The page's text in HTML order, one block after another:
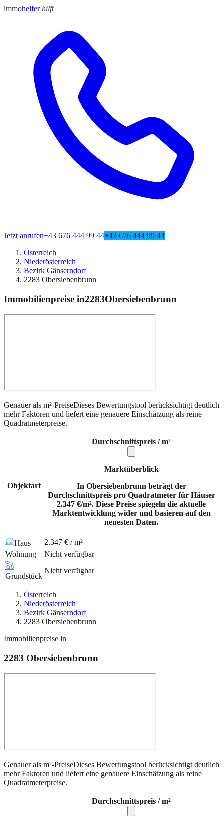
immohelfer hilft
Jetzt anrufen+43 676 444 99 44+43 676 444 99 44
Österreich
Niederösterreich
Bezirk Gänserndorf
2283 Obersiebenbrunn
Immobilienpreise in2283Obersiebenbrunn
Genauer als m²-PreiseDieses Bewertungstool berücksichtigt deutlich
mehr Faktoren und liefert eine genauere Einschätzung als reine
Quadratmeterpreise.
Objektart
Durchschnittspreis / m²
Marktüberblick
In Obersiebenbrunn beträgt der
Durchschnittspreis pro Quadratmeter für Häuser
2.347 €/m². Diese Preise spiegeln die aktuelle
Marktentwicklung wider und basieren auf den
neuesten Daten.
Haus
2.347 € / m²
Wohnung
Nicht verfügbar
Grundstück
Nicht verfügbar
Österreich
Niederösterreich
Bezirk Gänserndorf
2283 Obersiebenbrunn
Immobilienpreise in
2283 Obersiebenbrunn
Genauer als m²-PreiseDieses Bewertungstool berücksichtigt deutlich
mehr Faktoren und liefert eine genauere Einschätzung als reine
Quadratmeterpreise.
Durchschnittspreis / m²